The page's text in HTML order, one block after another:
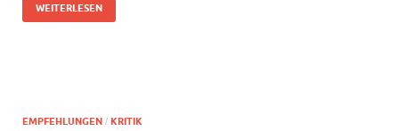
WEITERLESEN
EMPFEHLUNGEN / KRITIK